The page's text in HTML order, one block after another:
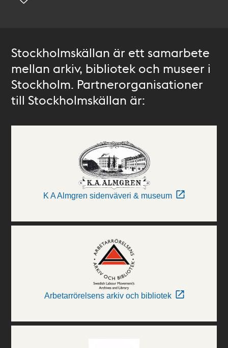
Stockholmskällan är ett samarbete
mellan arkiv, bibliotek och museer i
Stockholm. Partnerorganisationer
till Stockholmskällan är:
K A Almgren sidenväveri & museum
Arbetarrörelsens arkiv och bibliotek